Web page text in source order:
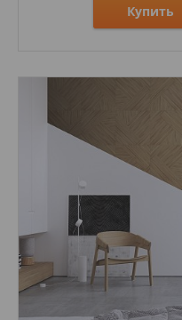
Купить
Стили: Геометрия,